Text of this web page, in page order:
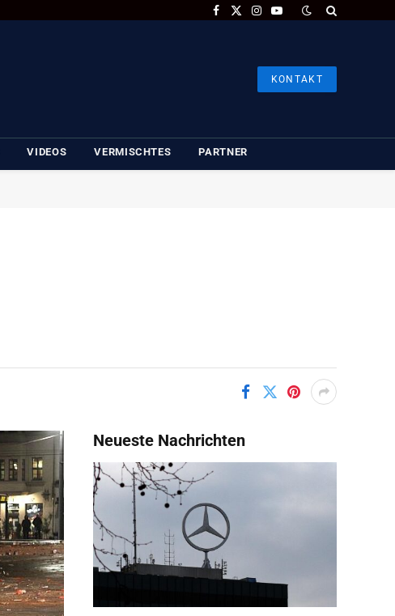
Facebook
X
Instagram
YouTube
KONTAKT
VIDEOS VERMISCHTES PARTNER
Neueste Nachrichten